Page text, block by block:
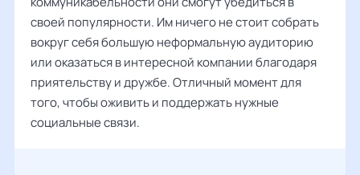
своей популярности. Им ничего не стоит собрать
вокруг себя большую неформальную аудиторию
или оказаться в интересной компании благодаря
приятельству и дружбе. Отличный момент для
того, чтобы оживить и поддержать нужные
социальные связи.